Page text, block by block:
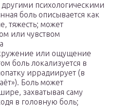
психологическими
боль описывается как
тяжесть; может
или чувством
или ощущение
боль локализуется в
иррадиирует (в
Боль может
захватывая саму
в головную боль;